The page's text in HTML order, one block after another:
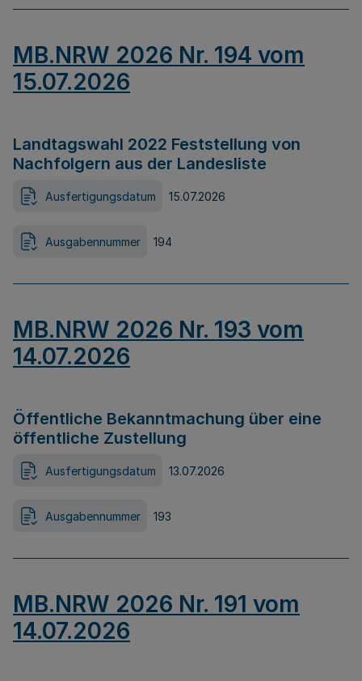
MB.NRW 2026 Nr. 194 vom
15.07.2026
Landtagswahl 2022 Feststellung von
Nachfolgern aus der Landesliste
Ausfertigungsdatum 15.07.2026
Ausgabennummer 194
MB.NRW 2026 Nr. 193 vom
14.07.2026
Öffentliche Bekanntmachung über eine
öffentliche Zustellung
Ausfertigungsdatum 13.07.2026
Ausgabennummer 193
MB.NRW 2026 Nr. 191 vom
14.07.2026